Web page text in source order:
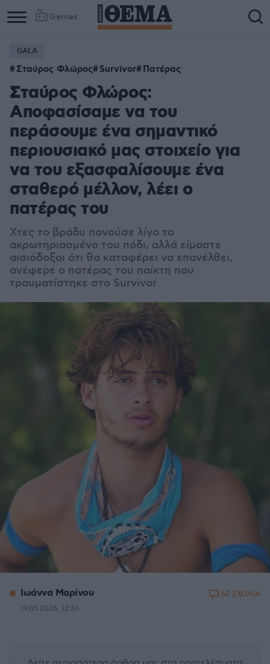
Games
GALA
Σταύρος Φλώρος Survivor Πατέρας
Σταύρος Φλώρος:
Αποφασίσαμε να του
περάσουμε ένα σημαντικό
περιουσιακό μας στοιχείο για
να του εξασφαλίσουμε ένα
σταθερό μέλλον, λέει ο
πατέρας του
Χτες το βράδυ πονούσε λίγο το
ακρωτηριασμένο του πόδι, αλλά είμαστε
αισιόδοξοι ότι θα καταφέρει να επανέλθει,
ανέφερε ο πατέρας του παίκτη που
τραυματίστηκε στο Survivor
Ιωάννα Μαρίνου
19.05.2026, 12:36
62 ΣΧΟΛΙΑ